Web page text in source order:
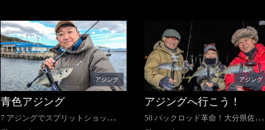
アジング
青色アジング
7 アジングでスプリットショッ
アジング
アジングへ行こう！
50 パックロッド革命！大分県佐伯